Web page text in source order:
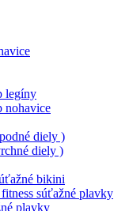
legíny
nohavice
diely )
diely )
bikini
súťažné plavky
plavky